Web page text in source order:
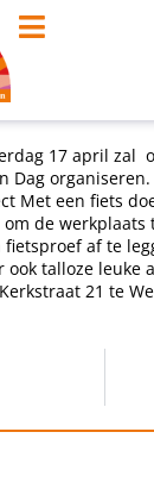
17 april zal
Dag
Met een fiets
de
af te
ook talloze leuke
21 te